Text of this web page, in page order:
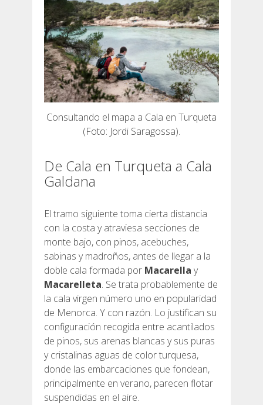
Consultando el mapa a Cala en Turqueta
(Foto: Jordi Saragossa).
De Cala en Turqueta a Cala
Galdana
El tramo siguiente toma cierta distancia
con la costa y atraviesa secciones de
monte bajo, con pinos, acebuches,
sabinas y madroños, antes de llegar a la
doble cala formada por Macarella y
Macarelleta. Se trata probablemente de
la cala virgen número uno en popularidad
de Menorca. Y con razón. Lo justifican su
configuración recogida entre acantilados
de pinos, sus arenas blancas y sus puras
y cristalinas aguas de color turquesa,
donde las embarcaciones que fondean,
principalmente en verano, parecen flotar
suspendidas en el aire.